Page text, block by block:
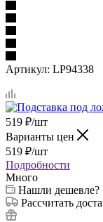
Артикул: LP94338
519 ₽/шт
Варианты цен
519 ₽/шт
Подробности
Много
Нашли дешевле?
Рассчитать